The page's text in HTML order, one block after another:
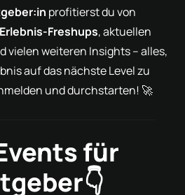
profitierst du von
Freshups, aktuellen
vielen weiteren Insights – alles,
auf das nächste Level zu
und durchstarten! 🚀
für